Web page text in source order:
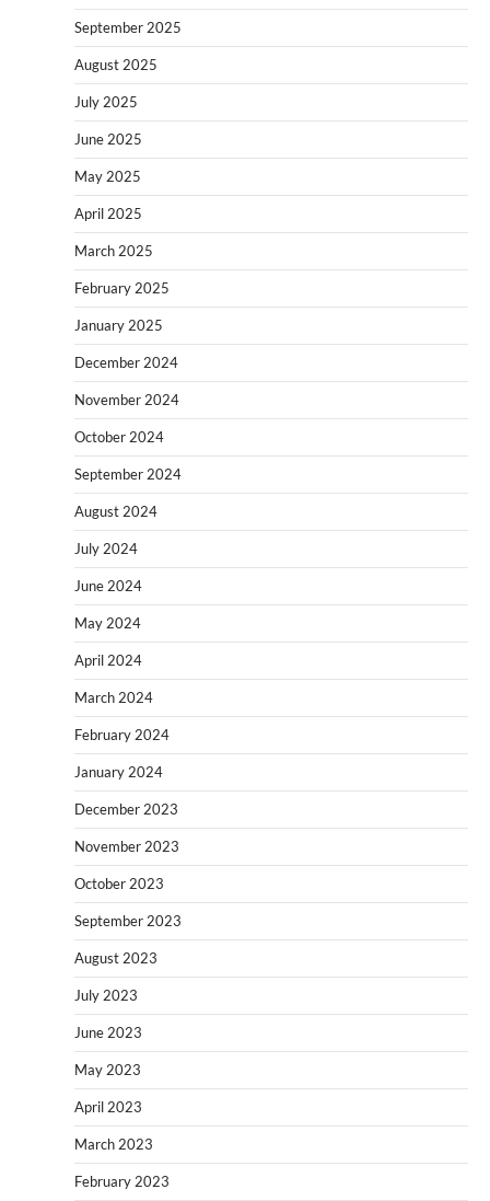
September 2025
August 2025
July 2025
June 2025
May 2025
April 2025
March 2025
February 2025
January 2025
December 2024
November 2024
October 2024
September 2024
August 2024
July 2024
June 2024
May 2024
April 2024
March 2024
February 2024
January 2024
December 2023
November 2023
October 2023
September 2023
August 2023
July 2023
June 2023
May 2023
April 2023
March 2023
February 2023